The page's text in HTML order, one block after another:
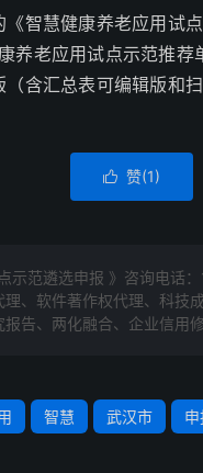
智慧健康养老应用试
养老应用试点示范推
含汇总表可编辑版和
 赞(1)
示范遴选申报 》咨询电话：
理、软件著作权代理、科
告、两化融合、企业信用
智慧 武汉市 申